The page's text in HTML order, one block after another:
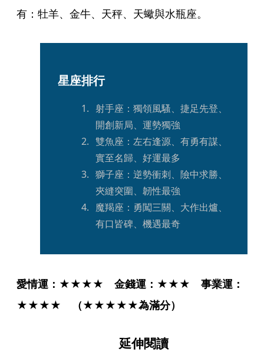
有：牡羊、金牛、天秤、天蠍與水瓶座。
星座排行
射手座：獨領風騷、捷足先登、
開創新局、運勢獨強
雙魚座：左右逢源、有勇有謀、
實至名歸、好運最多
獅子座：逆勢衝刺、險中求勝、
夾縫突圍、韌性最強
魔羯座：勇闖三關、大作出爐、
有口皆碑、機遇最奇
愛情運：★★★★　金錢運：★★★　事業運：
★★★★　（★★★★★為滿分）
延伸閱讀